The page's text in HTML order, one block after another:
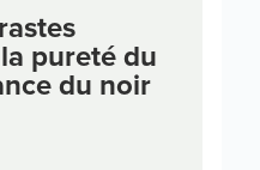
pureté du
du noir